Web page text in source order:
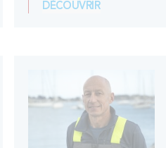
DÉCOUVRIR